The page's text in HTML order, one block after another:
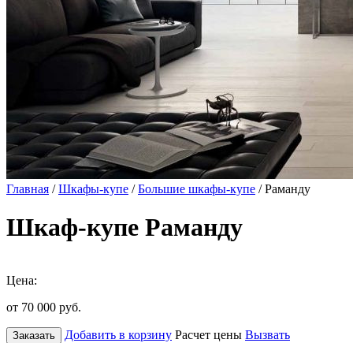
Главная /Шкафы-купе /Большие шкафы-купе / Раманду
Шкаф-купе Раманду
Цена:
от 70 000 руб.
Заказать Добавить в корзину Расчет цены Вызвать